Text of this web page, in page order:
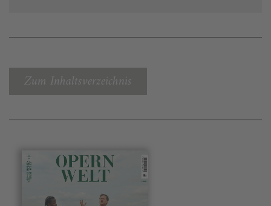
Zum Inhaltsverzeichnis